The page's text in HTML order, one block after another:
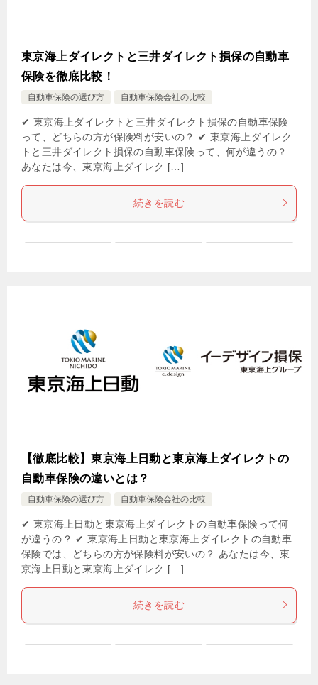
東京海上ダイレクトと三井ダイレクト損保の自動車
保険を徹底比較！
自動車保険の選び方 自動車保険会社の比較
✔ 東京海上ダイレクトと三井ダイレクト損保の自動車保険
って、どちらの方が保険料が安いの？ ✔ 東京海上ダイレク
トと三井ダイレクト損保の自動車保険って、何が違うの？
あなたは今、東京海上ダイレク […]
続きを読む
【徹底比較】東京海上日動と東京海上ダイレクトの
自動車保険の違いとは？
自動車保険の選び方 自動車保険会社の比較
✔ 東京海上日動と東京海上ダイレクトの自動車保険って何
が違うの？ ✔ 東京海上日動と東京海上ダイレクトの自動車
保険では、どちらの方が保険料が安いの？ あなたは今、東
京海上日動と東京海上ダイレク […]
続きを読む